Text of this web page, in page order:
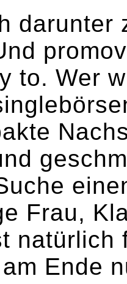
darunter
to. Wer
Frau,
natürlich
Ende